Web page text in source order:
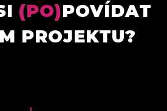
(PO)POVÍDAT
PROJEKTU?